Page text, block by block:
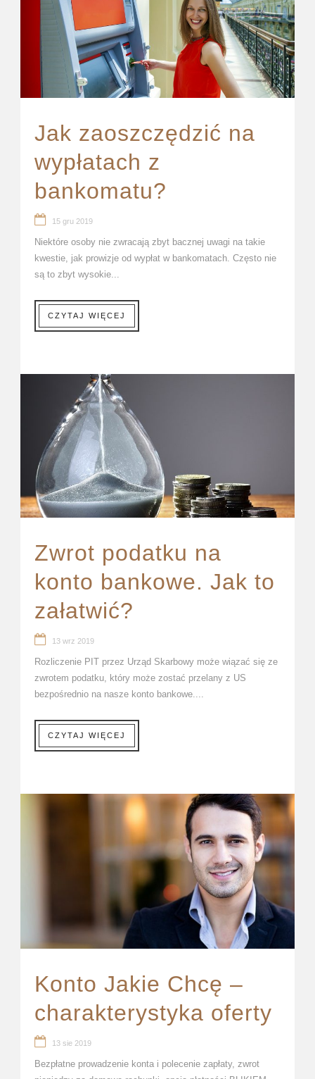
Jak zaoszczędzić na
wypłatach z
bankomatu?
15 gru 2019
Niektóre osoby nie zwracają zbyt bacznej uwagi na takie
kwestie, jak prowizje od wypłat w bankomatach. Często nie
są to zbyt wysokie...
CZYTAJ WIĘCEJ
Zwrot podatku na
konto bankowe. Jak to
załatwić?
13 wrz 2019
Rozliczenie PIT przez Urząd Skarbowy może wiązać się ze
zwrotem podatku, który może zostać przelany z US
bezpośrednio na nasze konto bankowe....
CZYTAJ WIĘCEJ
Konto Jakie Chcę –
charakterystyka oferty
13 sie 2019
Bezpłatne prowadzenie konta i polecenie zapłaty, zwrot